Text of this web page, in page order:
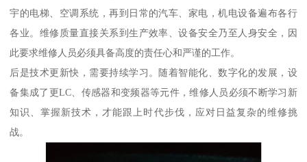
宇的电梯、空调系统，再到日常的汽车、家电，机电设备遍布各行
各业。维修质量直接关系到生产效率、设备安全乃至人身安全，因
此要求维修人员必须具备高度的责任心和严谨的工作。
后是技术更新快，需要持续学习。随着智能化、数字化的发展，设
备集成了更LC、传感器和变频器等元件，维修人员必须不断学习新
知识、掌握新技术，才能跟上时代步伐，应对日益复杂的维修挑
战。